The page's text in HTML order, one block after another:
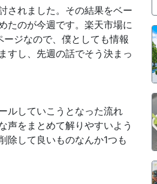
されました。その結果をベー
たのが今週です。楽天市場に
ジなので、僕としても情報
すし、先週の話でそう決まっ
ルしていこうとなった流れ
声をまとめて解りやすいよう
除して良いものなんか1つも